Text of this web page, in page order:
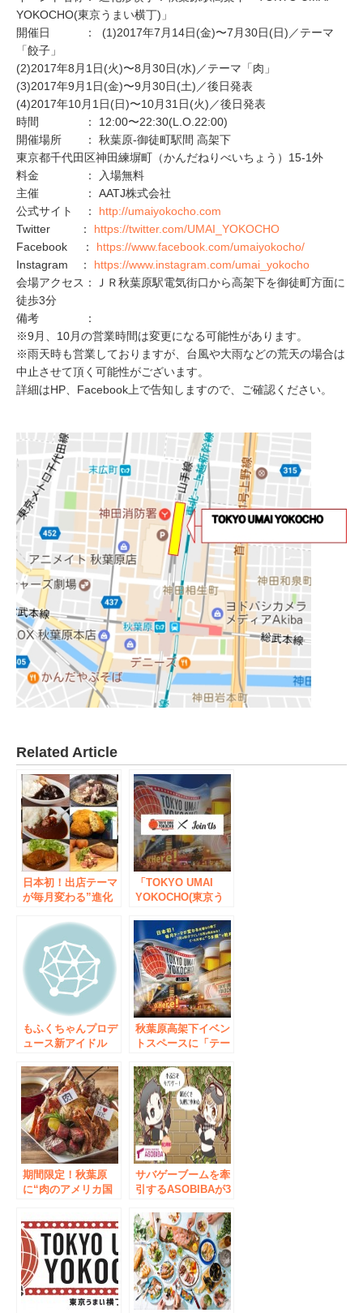
YOKOCHO(東京うまい横丁)」
開催日 ： (1)2017年7月14日(金)〜7月30日(日)／テーマ
「餃子」
(2)2017年8月1日(火)〜8月30日(水)／テーマ「肉」
(3)2017年9月1日(金)〜9月30日(土)／後日発表
(4)2017年10月1日(日)〜10月31日(火)／後日発表
時間 ： 12:00〜22:30(L.O.22:00)
開催場所 ： 秋葉原-御徒町駅間 高架下
東京都千代田区神田練塀町（かんだねりべいちょう）15-1外
料金 ： 入場無料
主催 ： AATJ株式会社
公式サイト ： http://umaiyokocho.com
Twitter ： https://twitter.com/UMAI_YOKOCHO
Facebook ： https://www.facebook.com/umaiyokocho/
Instagram ： https://www.instagram.com/umai_yokocho
会場アクセス：ＪＲ秋葉原駅電気街口から高架下を御徒町方面に
徒歩3分
備考 ：
※9月、10月の営業時間は変更になる可能性があります。
※雨天時も営業しておりますが、台風や大雨などの荒天の場合は
中止させて頂く可能性がございます。
詳細はHP、Facebook上で告知しますので、ご確認ください。
Related Article
日本初！出店テーマ
が毎月変わる”進化
UMAI
YOKOCHO（東京う
まい横丁）」 8月
の出店店舗公開！肉
フェス監修、『肉料
理』&『肉屋が作る
本気のカレー』 毎
日行けるフードフェ
ス！
「TOKYO UMAI
YOKOCHO(東京う
USを見せると、毎
日1杯ドリンクが無
料に！さらに会場内
ユーザーを自動的に
マッチング！
もふくちゃんプロデ
ュース新アイドル
TOKYO】が遂に始
動！8月1日から「ほ
ぼ毎日ステージ」開
催！
秋葉原高架下イベン
トスペースに「テー
る”進化形横丁”」が
登場！
期間限定！秋葉原
に“肉のアメリカ国
総重量2.9kgの「カ
レー」早食いキャン
ペーン7月1日実施
サバゲーブームを牽
引するASOBIBAが3
人突破！期間限定！
3周年記念企画「み
んなでサバゲーやろ
うキャンペーン」を
開催 ～期間中は
ASOBIBA全店で
「ハンドガン